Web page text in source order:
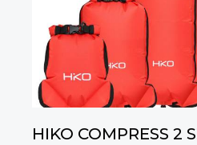
HIKO COMPRESS 2